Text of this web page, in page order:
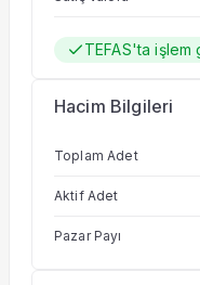
TEFAS'ta işlem
Hacim Bilgileri
Toplam Adet
Aktif Adet
Pazar Payı